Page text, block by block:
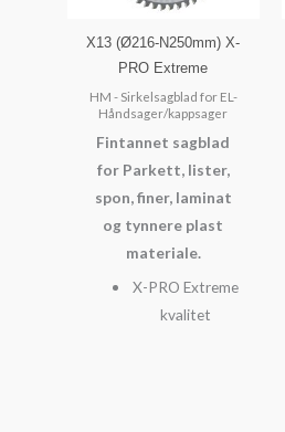
X13 (Ø216-N250mm) X-
PRO Extreme
HM - Sirkelsagblad for EL-
Håndsager/kappsager
Fintannet sagblad
for Parkett, lister,
spon, finer, laminat
og tynnere plast
materiale.
X-PRO Extreme
kvalitet